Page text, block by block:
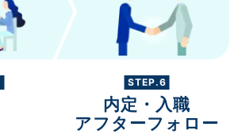
STEP.6
内定・入職
アフターフォロー